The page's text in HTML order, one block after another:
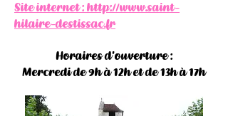
Site internet : http://www.saint-
hilaire-destissac.fr
Horaires d'ouverture :
Mercredi de 9h à 12h et de 13h à 17h